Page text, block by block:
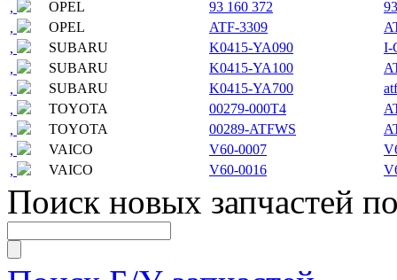
,
OPEL 93 160 372
,
OPEL ATF-3309
,
SUBARU K0415-YA090
I-
,
SUBARU K0415-YA100
,
SUBARU K0415-YA700
,
TOYOTA 00279-000T4
,
TOYOTA 00289-ATFWS
,
VAICO V60-0007
,
VAICO V60-0016
Поиск новых запчастей